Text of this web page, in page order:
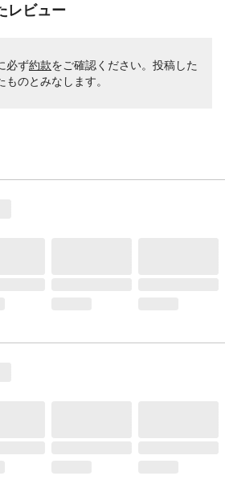
レビュー
必ず約款をご確認ください。投稿した
のとみなします。